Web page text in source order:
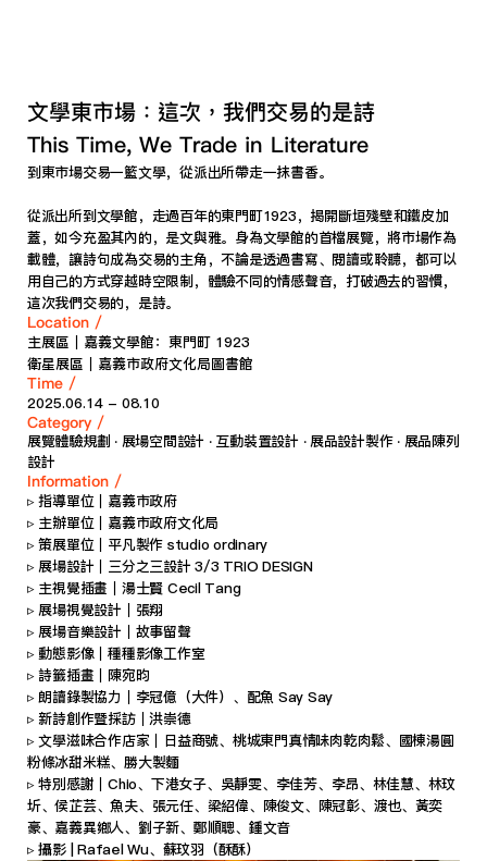
文學東市場：這次，我們交易的是詩
This Time, We Trade in Literature
到東市場交易一籃文學，從派出所帶走一抹書香。
從派出所到文學館，走過百年的東門町1923，揭開斷垣殘壁和鐵皮加
蓋，如今充盈其內的，是文與雅。身為文學館的首檔展覽，將市場作為
載體，讓詩句成為交易的主角，不論是透過書寫、閱讀或聆聽，都可以
用自己的方式穿越時空限制，體驗不同的情感聲音，打破過去的習慣，
這次我們交易的，是詩。
Location /
主展區｜嘉義文學館：東門町 1923
衛星展區｜嘉義市政府文化局圖書館
Time /
2025.06.14 - 08.10
Category /
展覽體驗規劃 ‧ 展場空間設計 ‧ 互動裝置設計 ‧ 展品設計製作 ‧ 展品陳列
設計
Information /
▹ 指導單位｜嘉義市政府
▹ 主辦單位｜嘉義市政府文化局
▹ 策展單位｜平凡製作 studio ordinary
▹ 展場設計｜三分之三設計 3/3 TRIO DESIGN
▹ 主視覺插畫｜湯士賢 Cecil Tang
▹ 展場視覺設計｜張翔
▹ 展場音樂設計｜故事留聲
▹ 動態影像｜種種影像工作室
▹ 詩籤插畫｜陳宛昀
▹ 朗讀錄製協力｜李冠億（大件）、配魚 Say Say
▹ 新詩創作暨採訪｜洪崇德
▹ 文學滋味合作店家｜日益商號、桃城東門真情味肉乾肉鬆、國棟湯圓
粉條冰甜米糕、勝大製麵
▹ 特別感謝｜Chio、下港女子、吳靜雯、李佳芳、李昂、林佳慧、林玟
圻、侯芷芸、魚夫、張元任、梁紹偉、陳俊文、陳冠彰、渡也、黃奕
豪、嘉義異鄉人、劉子新、鄭順聰、鍾文音
▹ 攝影 | Rafael Wu、蘇玟羽（酥酥）